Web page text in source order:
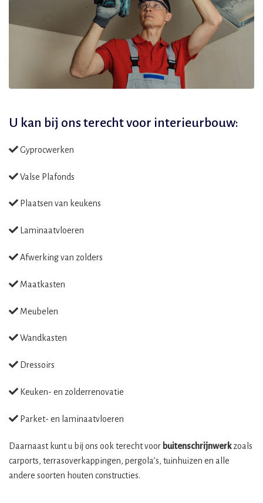
U kan bij ons terecht voor interieurbouw:
Gyprocwerken
Valse Plafonds
Plaatsen van keukens
Laminaatvloeren
Afwerking van zolders
Maatkasten
Meubelen
Wandkasten
Dressoirs
Keuken- en zolderrenovatie
Parket- en laminaatvloeren
Daarnaast kunt u bij ons ook terecht voor buitenschrijnwerkzoals
carports, terrasoverkappingen, pergola’s, tuinhuizen en alle
andere soorten houten constructies.